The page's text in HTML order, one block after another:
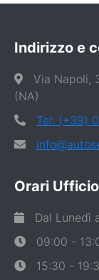
Indirizzo e
Via Napoli,
(NA)
Tel: (+39)
Orari Ufficio
Dal Lunedì
09:00 -
15:30 -